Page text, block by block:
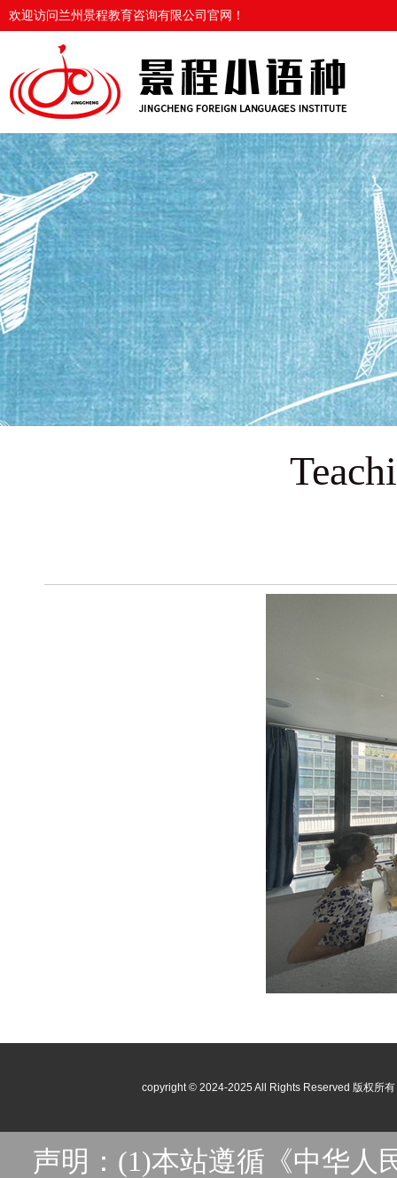
copyright © 2024-2025 All Rights Reserved 版权所
声明：(1)本站遵循《中华人